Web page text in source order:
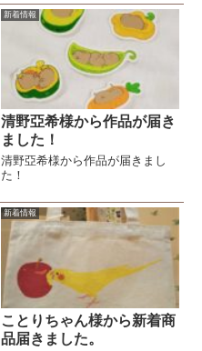
新着情報
清野亞希様から作品が届き
ました！
清野亞希様から作品が届きまし
た！
新着情報
ことりちゃん様から新着商
品届きました。